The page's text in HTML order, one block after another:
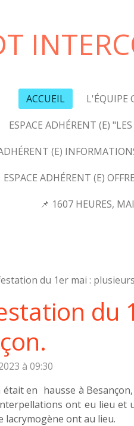
ACCUEIL L'ÉQUIPE
ESPACE ADHÉRENT (E)
(E)
ESPACE ADHÉRENT (E)
📌 1607 HEURES,
du 1er mai :
du
à 09:30
en hausse à
ont eu lieu et
lacrymogène ont au lieu.